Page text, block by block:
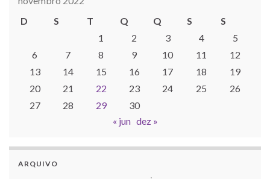
D
S T Q Q S
S
1
2 3 4
5
6
7 8 9 10 11
12
13
14 15 16 17 18
19
20
21 22 23 24 25
26
27
28 29
30
« jun dez »
ARQUIVO